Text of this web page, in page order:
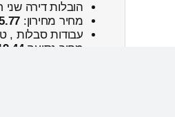
הובלות דירה
מחיר מחירון:
עבודות סבלות ,
מחיר נסיעה 619.44